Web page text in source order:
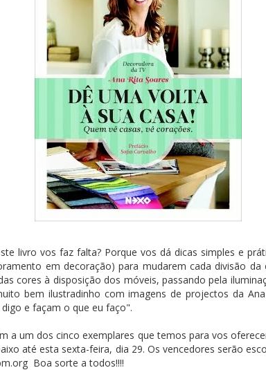
livro vos faz falta? Porque vos dá dicas simples e
em decoração) para mudarem cada divisão da
cores à disposição dos móveis, passando pela
bem ilustradinho com imagens de projectos da
e façam o que eu faço".
a um dos cinco exemplares que temos para vos
até esta sexta-feira, dia 29. Os vencedores serão
Boa sorte a todos!!!!